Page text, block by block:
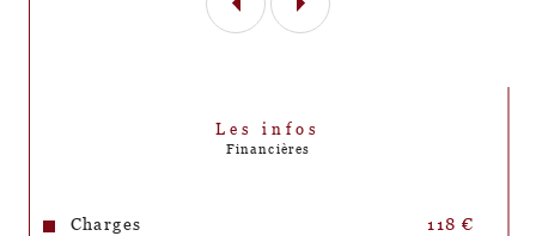
Les infos
Financières
Charges 118 €